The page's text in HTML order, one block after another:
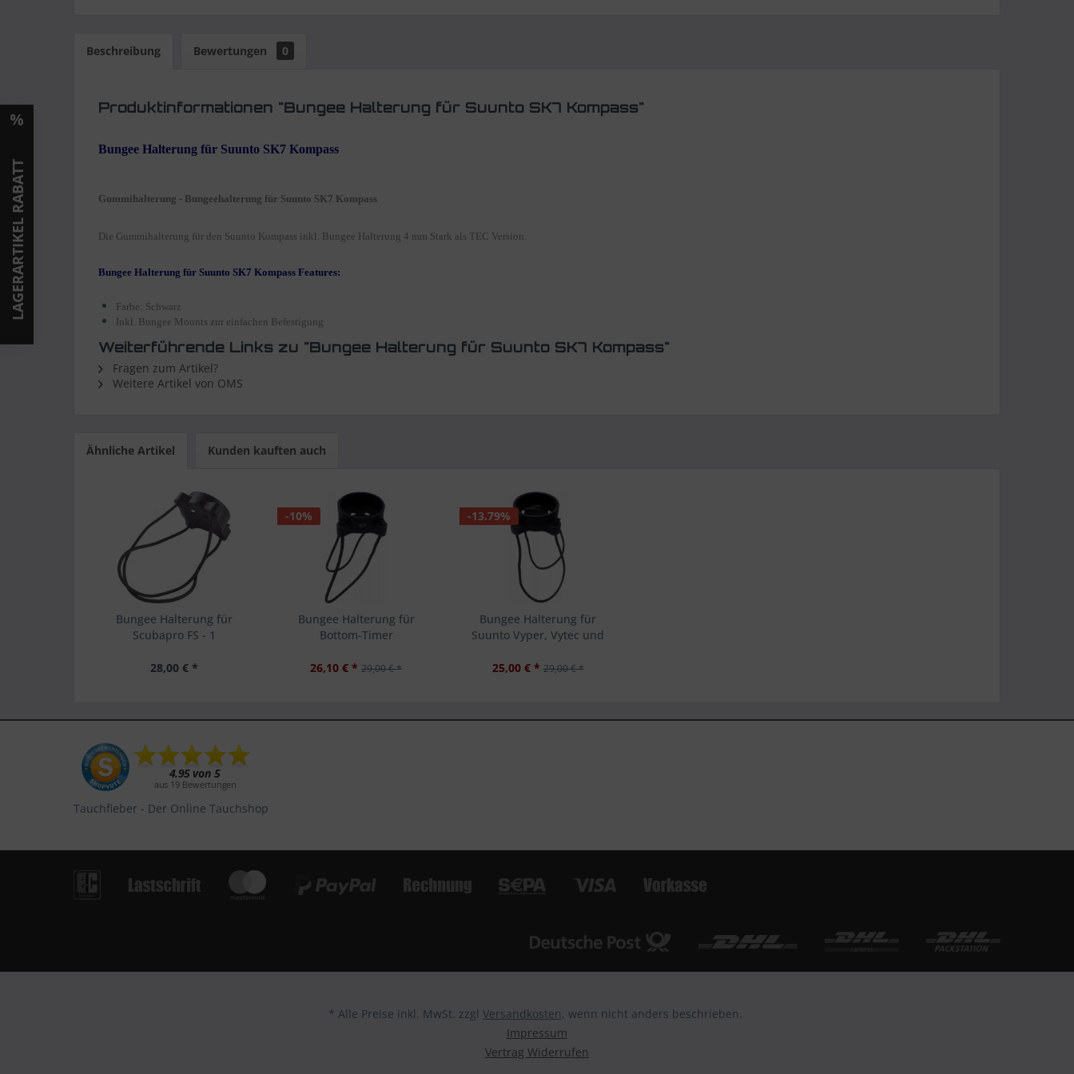
Beschreibung Bewertungen 0
Produktinformationen "Bungee Halterung für Suunto SK7 Kompass"
Bungee Halterung für Suunto SK7 Kompass
Gummihalterung - Bungeehalterung für Suunto SK7 Kompass
Die Gummihalterung für den Suunto Kompass inkl. Bungee Halterung 4 mm Stark als TEC Version.
Bungee Halterung für Suunto SK7 Kompass Features:
Farbe: Schwarz
Inkl. Bungee Mounts zur einfachen Befestigung
Weiterführende Links zu "Bungee Halterung für Suunto SK7 Kompass"
Fragen zum Artikel?
Weitere Artikel von OMS
Ähnliche Artikel Kunden kauften auch
Bungee Halterung für
Scubapro FS - 1
28,00 € *
-10%
Bungee Halterung für
Bottom-Timer
26,10 € * 29,00 € *
-13.79%
Bungee Halterung für
Suunto Vyper, Vytec und
25,00 € * 29,00 € *
Tauchfieber - Der Online Tauchshop
* Alle Preise inkl. MwSt. zzgl Versandkosten, wenn nicht anders beschrieben.
Impressum
Vertrag Widerrufen
LAGERARTIKEL RABATT